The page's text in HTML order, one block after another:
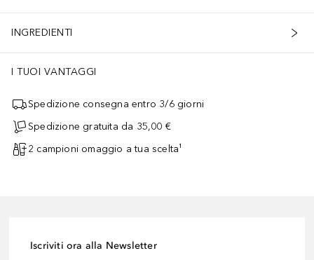
INGREDIENTI
I TUOI VANTAGGI
Spedizione consegna entro 3/6 giorni
Spedizione gratuita da 35,00 €
2 campioni omaggio a tua scelta¹
Iscriviti ora alla Newsletter